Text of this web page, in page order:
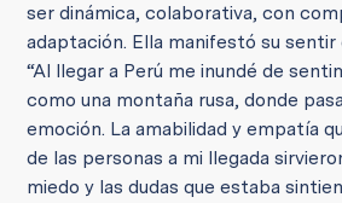
ser dinámica, colaborativa, con
adaptación. Ella manifestó su sentir
“Al llegar a Perú me inundé de
como una montaña rusa, donde
emoción. La amabilidad y empatía
de las personas a mi llegada
miedo y las dudas que estaba